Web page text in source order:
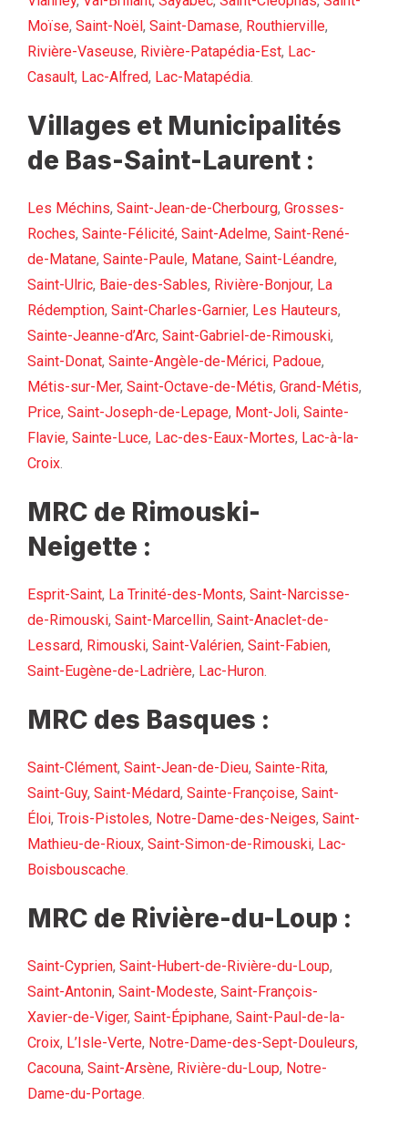
Moïse, Saint-Noël , Saint-Damase, Routhierville,
Rivière-Vaseuse, Rivière-Patapédia-Est, Lac-
Casault, Lac-Alfred, Lac-Matapédia.
Villages et Municipalités
de Bas-Saint-Laurent :
Les Méchins, Saint-Jean-de-Cherbourg, Grosses-
Roches, Sainte-Félicité, Saint-Adelme, Saint-René-
de-Matane, Sainte-Paule, Matane, Saint-Léandre,
Saint-Ulric, Baie-des-Sables, Rivière-Bonjour, La
Rédemption, Saint-Charles-Garnier, Les Hauteurs,
Sainte-Jeanne-d’Arc, Saint-Gabriel-de-Rimouski,
Saint-Donat, Sainte-Angèle-de-Mérici, Padoue,
Métis-sur-Mer, Saint-Octave-de-Métis, Grand-Métis,
Price, Saint-Joseph-de-Lepage, Mont-Joli, Sainte-
Flavie, Sainte-Luce, Lac-des-Eaux-Mortes, Lac-à-la-
Croix.
MRC de Rimouski-
Neigette :
Esprit-Saint, La Trinité-des-Monts, Saint-Narcisse-
de-Rimouski, Saint-Marcellin, Saint-Anaclet-de-
Lessard, Rimouski, Saint-Valérien, Saint-Fabien,
Saint-Eugène-de-Ladrière, Lac-Huron.
MRC des Basques :
Saint-Clément, Saint-Jean-de-Dieu, Sainte-Rita,
Saint-Guy, Saint-Médard, Sainte-Françoise, Saint-
Éloi, Trois-Pistoles, Notre-Dame-des-Neiges, Saint-
Mathieu-de-Rioux, Saint-Simon-de-Rimouski, Lac-
Boisbouscache.
MRC de Rivière-du-Loup :
Saint-Cyprien, Saint-Hubert-de-Rivière-du-Loup,
Saint-Antonin, Saint-Modeste, Saint-François-
Xavier-de-Viger, Saint-Épiphane, Saint-Paul-de-la-
Croix, L’Isle-Verte, Notre-Dame-des-Sept-Douleurs,
Cacouna, Saint-Arsène, Rivière-du-Loup, Notre-
Dame-du-Portage.